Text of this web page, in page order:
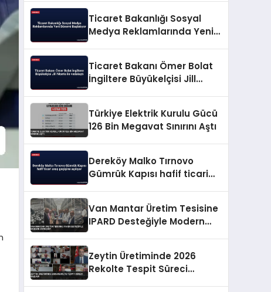
Ticaret Bakanlığı Sosyal
Medya Reklamlarında Yeni
Ticaret Bakanı Ömer Bolat
İngiltere Büyükelçisi Jill
Türkiye Elektrik Kurulu Gücü
126 Bin Megavat Sınırını Aştı
Dereköy Malko Tırnovo
Gümrük Kapısı hafif ticari
Van Mantar Üretim Tesisine
IPARD Desteğiyle Modern
Zeytin Üretiminde 2026
Rekolte Tespit Süreci